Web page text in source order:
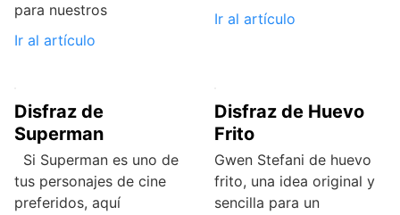
para nuestros
Ir al artículo
Ir al artículo
Disfraz de
Superman
Si Superman es uno de
tus personajes de cine
preferidos, aquí
Disfraz de Huevo
Frito
Gwen Stefani de huevo
frito, una idea original y
sencilla para un